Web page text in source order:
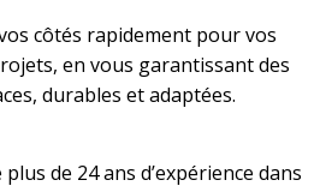
côtés rapidement pour vos
en vous garantissant des
durables et adaptées.
de 24 ans d’expérience dans